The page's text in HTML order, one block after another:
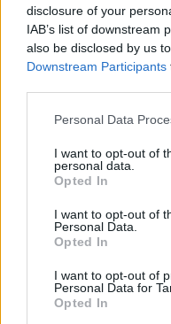
disclosure of your
IAB’s list of downstream
also be disclosed by us
Downstream Participants
Personal Data
I want to opt-out of
personal data.
Opted In
I want to opt-out of
Personal Data.
Opted In
I want to opt-out of
Personal Data for
Opted In
Events
Thessaloniki
Πέντε μέρες
στη ΔΕΘ
18.05.26